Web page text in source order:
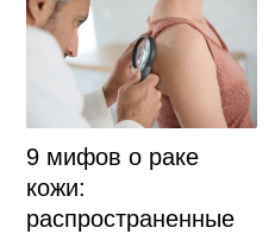
9 мифов о раке
кожи:
распространенные